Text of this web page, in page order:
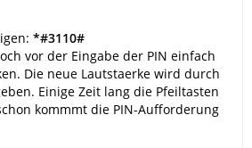
*#3110#
vor der Eingabe der PIN einfach
Die neue Lautstaerke wird durch
Einige Zeit lang die Pfeiltasten
kommmt die PIN-Aufforderung